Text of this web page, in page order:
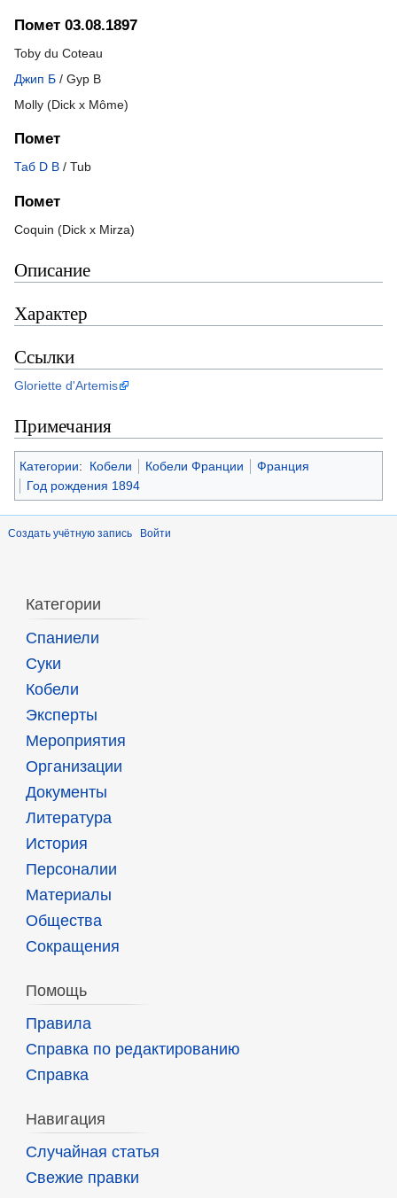
Помет 03.08.1897
Toby du Coteau
Джип Б / Gyp B
Molly (Dick x Môme)
Помет
Таб D B / Tub
Помет
Coquin (Dick x Mirza)
Описание
Характер
Ссылки
Gloriette d'Artemis
Примечания
Категории: Кобели Кобели Франции
Франция
Год рождения 1894
Создать учётную запись Войти
Категории
Спаниели
Суки
Кобели
Эксперты
Мероприятия
Организации
Документы
Литература
История
Персоналии
Материалы
Общества
Сокращения
Помощь
Правила
Справка по редактированию
Справка
Навигация
Случайная статья
Свежие правки